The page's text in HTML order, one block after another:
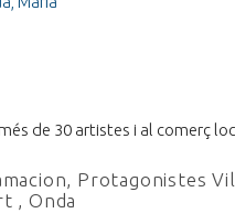
de 30 artistes i al comerç
, Protagonistes
,Onda